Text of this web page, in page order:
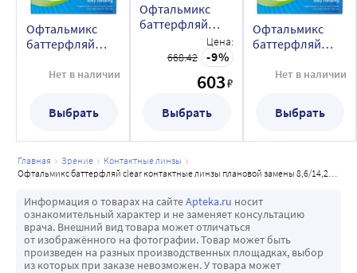
Офтальмикс
баттерфляй
контактные
замены
8,6/14,2/-10,00/ 4
Нет в наличии
Выбрать
Офтальмикс
баттерфляй
контактные
линзы плановой
шт./blue tint
Цена:
668.42
9
603₽
Выбрать
Офтальмикс
баттерфляй
контактные
замены
8,6/14,2/-9,00/ 4
Нет в наличии
Выбрать
главная зрение
контактные линзы
офтальмикс баттерфляй clear контактные линзы плановой замены 8,6/14,2/-3,00/ 4 шт./blue tint
Информация о товарах на сайтеApteka.ru носит
ознакомительный характер и не заменяет консультацию
врача. Внешний вид товара может отличаться
от изображённого на фотографии. Товар может быть
произведен на разных производственных площадках, выбор
из которых при заказе невозможен. У товара может